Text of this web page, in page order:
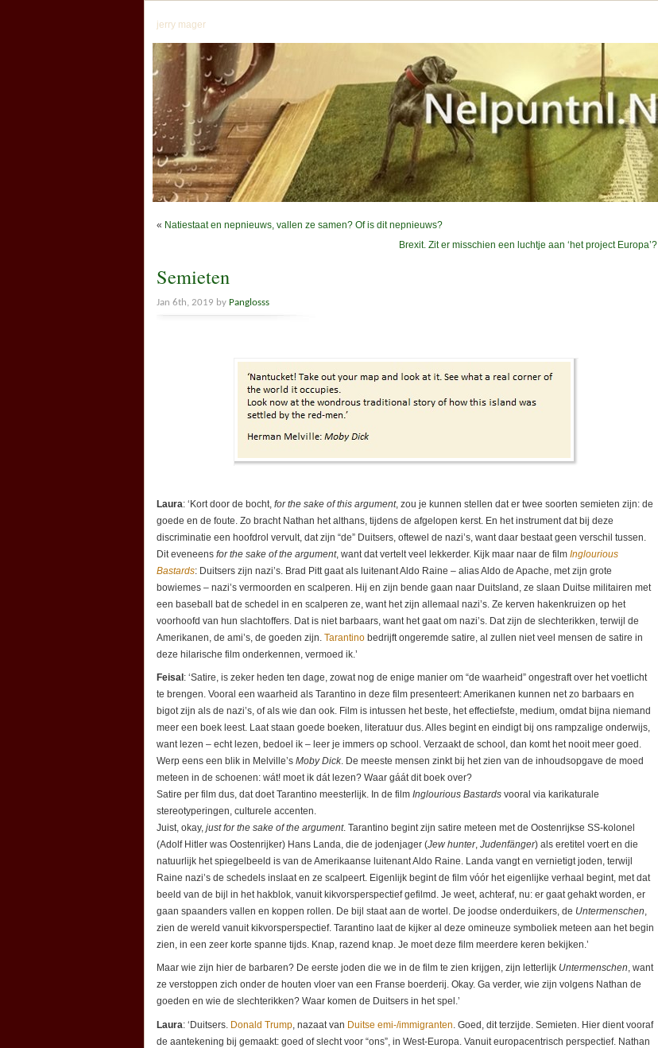
jerry mager
« Natiestaat en nepnieuws, vallen ze samen? Of is dit nepnieuws?
Brexit. Zit er misschien een luchtje aan ‘het project Europa’?
Semieten
Jan 6th, 2019 by Panglosss
Laura: ‘Kort door de bocht, for the sake of this argument, zou je kunnen stellen dat er twee soorten semieten zijn: de
goede en de foute. Zo bracht Nathan het althans, tijdens de afgelopen kerst. En het instrument dat bij deze
discriminatie een hoofdrol vervult, dat zijn “de” Duitsers, oftewel de nazi’s, want daar bestaat geen verschil tussen.
Dit eveneens for the sake of the argument, want dat vertelt veel lekkerder. Kijk maar naar de film Inglourious
Bastards: Duitsers zijn nazi’s. Brad Pitt gaat als luitenant Aldo Raine – alias Aldo de Apache, met zijn grote
bowiemes – nazi’s vermoorden en scalperen. Hij en zijn bende gaan naar Duitsland, ze slaan Duitse militairen met
een baseball bat de schedel in en scalperen ze, want het zijn allemaal nazi’s. Ze kerven hakenkruizen op het
voorhoofd van hun slachtoffers. Dat is niet barbaars, want het gaat om nazi’s. Dat zijn de slechterikken, terwijl de
Amerikanen, de ami’s, de goeden zijn. Tarantino bedrijft ongeremde satire, al zullen niet veel mensen de satire in
deze hilarische film onderkennen, vermoed ik.’
Feisal : ‘Satire, is zeker heden ten dage, zowat nog de enige manier om “de waarheid” ongestraft over het voetlicht
te brengen. Vooral een waarheid als Tarantino in deze film presenteert: Amerikanen kunnen net zo barbaars en
bigot zijn als de nazi’s, of als wie dan ook. Film is intussen het beste, het effectiefste, medium, omdat bijna niemand
meer een boek leest. Laat staan goede boeken, literatuur dus. Alles begint en eindigt bij ons rampzalige onderwijs,
want lezen – echt lezen, bedoel ik – leer je immers op school. Verzaakt de school, dan komt het nooit meer goed.
Werp eens een blik in Melville’s Moby Dick. De meeste mensen zinkt bij het zien van de inhoudsopgave de moed
meteen in de schoenen: wát! moet ik dát lezen? Waar gáát dit boek over?
Satire per film dus, dat doet Tarantino meesterlijk. In de film Inglourious Bastards vooral via karikaturale
stereotyperingen, culturele accenten.
Juist, okay, just for the sake of the argument. Tarantino begint zijn satire meteen met de Oostenrijkse SS-kolonel
(Adolf Hitler was Oostenrijker) Hans Landa, die de jodenjager (Jew hunter, Judenfänger) als eretitel voert en die
natuurlijk het spiegelbeeld is van de Amerikaanse luitenant Aldo Raine. Landa vangt en vernietigt joden, terwijl
Raine nazi’s de schedels inslaat en ze scalpeert. Eigenlijk begint de film vóór het eigenlijke verhaal begint, met dat
beeld van de bijl in het hakblok, vanuit kikvorsperspectief gefilmd. Je weet, achteraf, nu: er gaat gehakt worden, er
gaan spaanders vallen en koppen rollen. De bijl staat aan de wortel. De joodse onderduikers, de Untermenschen,
zien de wereld vanuit kikvorsperspectief. Tarantino laat de kijker al deze omineuze symboliek meteen aan het begin
zien, in een zeer korte spanne tijds. Knap, razend knap. Je moet deze film meerdere keren bekijken.’
Maar wie zijn hier de barbaren? De eerste joden die we in de film te zien krijgen, zijn letterlijk Untermenschen, want
ze verstoppen zich onder de houten vloer van een Franse boerderij. Okay. Ga verder, wie zijn volgens Nathan de
goeden en wie de slechterikken? Waar komen de Duitsers in het spel.’
Laura: ‘Duitsers. Donald Trump , nazaat van Duitse emi-/immigranten . Goed, dit terzijde. Semieten. Hier dient vooraf
de aantekening bij gemaakt: goed of slecht voor “ons”, in West-Europa. Vanuit europacentrisch perspectief. Nathan